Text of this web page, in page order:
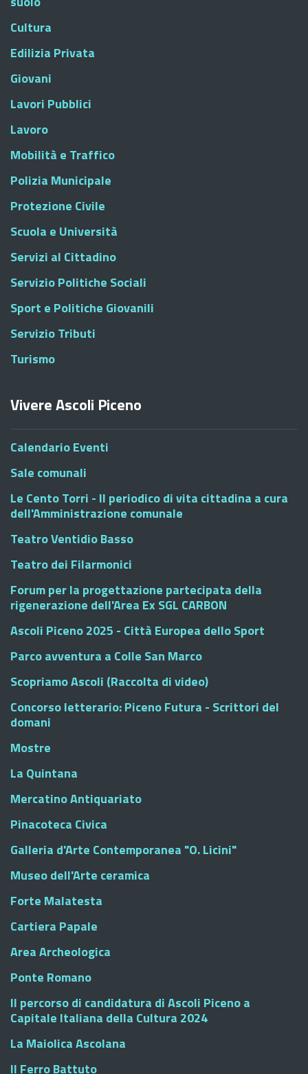
Cultura
Edilizia Privata
Giovani
Lavori Pubblici
Lavoro
Mobilità e Traffico
Polizia Municipale
Protezione Civile
Scuola e Università
Servizi al Cittadino
Servizio Politiche Sociali
Sport e Politiche Giovanili
Servizio Tributi
Turismo
Vivere Ascoli Piceno
Calendario Eventi
Sale comunali
Le Cento Torri - Il periodico di vita cittadina a cura
dell'Amministrazione comunale
Teatro Ventidio Basso
Teatro dei Filarmonici
Forum per la progettazione partecipata della
rigenerazione dell'Area Ex SGL CARBON
Ascoli Piceno 2025 - Città Europea dello Sport
Parco avventura a Colle San Marco
Scopriamo Ascoli (Raccolta di video)
Concorso letterario: Piceno Futura - Scrittori del
domani
Mostre
La Quintana
Mercatino Antiquariato
Pinacoteca Civica
Galleria d'Arte Contemporanea "O. Licini"
Museo dell'Arte ceramica
Forte Malatesta
Cartiera Papale
Area Archeologica
Ponte Romano
Il percorso di candidatura di Ascoli Piceno a
Capitale Italiana della Cultura 2024
La Maiolica Ascolana
Il Ferro Battuto